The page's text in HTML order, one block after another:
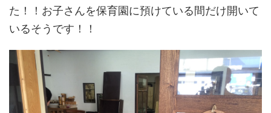
た！！お子さんを保育園に預けている間だけ開いて
いるそうです！！